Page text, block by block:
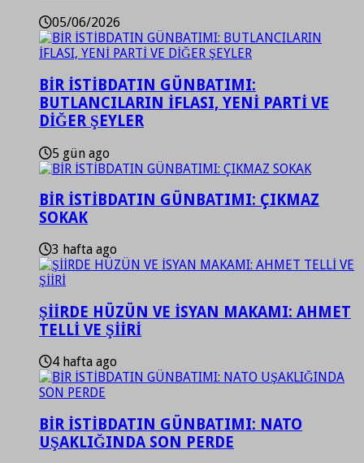
05/06/2026
BİR İSTİBDATIN GÜNBATIMI:
BUTLANCILARIN İFLASI, YENİ PARTİ VE
DİĞER ŞEYLER
5 gün ago
BİR İSTİBDATIN GÜNBATIMI: ÇIKMAZ
SOKAK
3 hafta ago
ŞİİRDE HÜZÜN VE İSYAN MAKAMI: AHMET
TELLİ VE ŞİİRİ
4 hafta ago
BİR İSTİBDATIN GÜNBATIMI: NATO
UŞAKLIĞINDA SON PERDE